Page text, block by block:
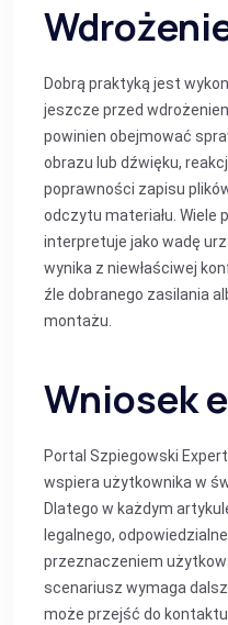
Dobrą praktyką jest
jeszcze przed
powinien obejmować
obrazu lub dźwięku,
poprawności zapisu
odczytu materiału. Wiele
interpretuje jako wadę
wynika z niewłaściwej
źle dobranego zasilania
montażu.
Wniosek
Portal Szpiegowski
wspiera użytkownika w
Dlatego w każdym
legalnego,
przeznaczeniem
scenariusz wymaga
może przejść do